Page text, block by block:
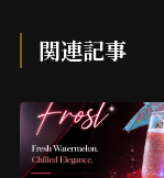
関連記事